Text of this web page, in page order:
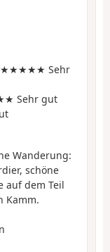
★★★★★ Sehr
Sehr gut
Wanderung:
schöne
auf dem Teil
Kamm.